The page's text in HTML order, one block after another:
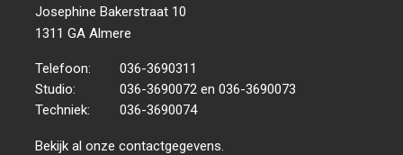
Josephine Bakerstraat 10
1311 GA Almere
Telefoon:
036-3690311
Studio:
036-3690072 en 036-3690073
Techniek:
036-3690074
Bekijk al onzecontactgegevens